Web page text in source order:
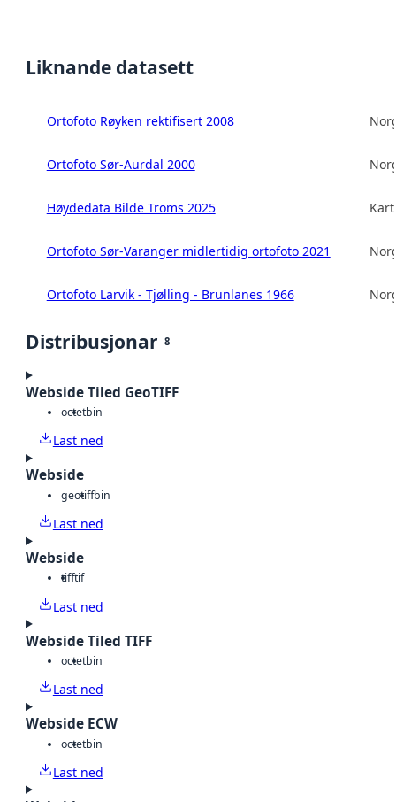
Liknande datasett
Ortofoto Røyken rektifisert 2008
Ortofoto Sør-Aurdal 2000
Høydedata Bilde Troms 2025
Ortofoto Sør-Varanger midlertidig ortofoto 2021
Ortofoto Larvik - Tjølling - Brunlanes 1966
Distribusjonar 8
Webside Tiled GeoTIFF
octetbin
Last ned
Webside
geotiffbin
Last ned
Webside
tifftif
Last ned
Webside Tiled TIFF
octetbin
Last ned
Webside ECW
octetbin
Last ned